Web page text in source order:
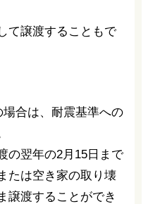
て譲渡することもで
合は、耐震基準への
の翌年の2月15日まで
たは空き家の取り壊
譲渡することができ